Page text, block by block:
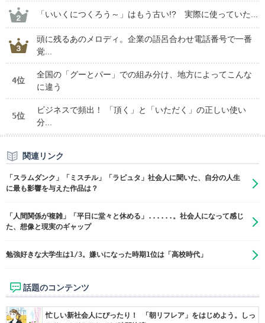
「いいくにつくろう～」はもう古い!? 実際に使っていた...
頭に残るあのメロディ。企業の語呂合わせ電話番号で一番
覚...
4位
全国の「グーとパー」での組み分け、地方によってこんな
に違う
5位
ビジネスで頻出！ 「頂く」と「いただく」の正しい使い
分...
関連リンク
「スラムダンク」「ミスチル」「ラピュタ」社会人に聞いた、自分の人生
に最も影響を与えた作品は？
「人間関係が複雑」「平日に堂々と休める」......。社会人になって感じ
た、想像と現実のギャップ
勉強好きな大学生は1/3。嫌いになった時期1位は「高校時代」
話題のコンテンツ
忙しい新社会人にぴったり！ 「朝リフレア」をはじめよう。しっ